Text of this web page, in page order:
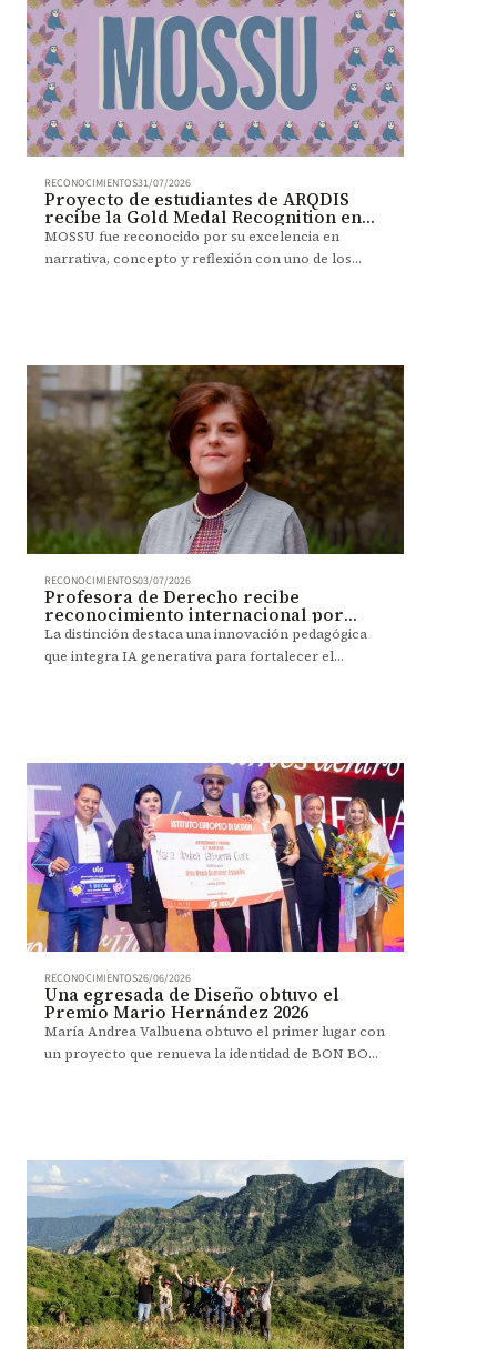
RECONOCIMIENTOS31/07/2026
Proyecto de estudiantes de ARQDIS
recibe la Gold Medal Recognition en
BDC 2026
MOSSU fue reconocido por su excelencia en
narrativa, concepto y reflexión con uno de los
RECONOCIMIENTOS03/07/2026
Profesora de Derecho recibe
reconocimiento internacional por
innovar con IA en la enseñanza
La distinción destaca una innovación pedagógica
que integra IA generativa para fortalecer el
RECONOCIMIENTOS26/06/2026
Una egresada de Diseño obtuvo el
Premio Mario Hernández 2026
María Andrea Valbuena obtuvo el primer lugar con
un proyecto que renueva la identidad de BON BON